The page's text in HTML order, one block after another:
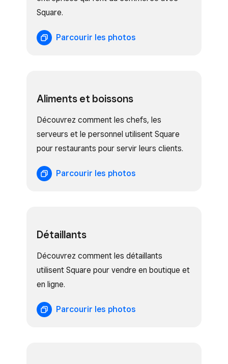
Square.
Parcourir les photos
Aliments et boissons
Découvrez comment les chefs, les
serveurs et le personnel utilisent Square
pour restaurants pour servir leurs clients.
Parcourir les photos
Détaillants
Découvrez comment les détaillants
utilisent Square pour vendre en boutique et
en ligne.
Parcourir les photos